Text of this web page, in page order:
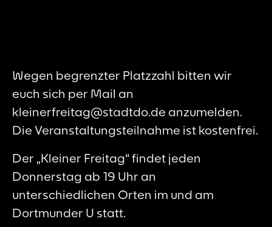
Wegen begrenzter Platzzahl bitten wir
euch sich per Mail an
kleinerfreitag@stadtdo.de anzumelden.
Die Veranstaltungsteilnahme ist kostenfrei.
Der „Kleiner Freitag“ findet jeden
Donnerstag ab 19 Uhr an
unterschiedlichen Orten im und am
Dortmunder U statt.